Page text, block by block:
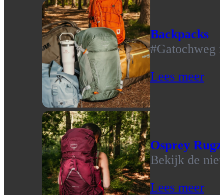
Backpacks
#Gatochweg
Lees meer
Osprey
Bekijk de
Lees meer